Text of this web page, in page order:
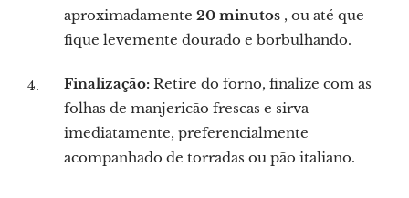
aproximadamente 20 minutos , ou até que
fique levemente dourado e borbulhando.
Finalização: Retire do forno, finalize com as
folhas de manjericão frescas e sirva
imediatamente, preferencialmente
acompanhado de torradas ou pão italiano.